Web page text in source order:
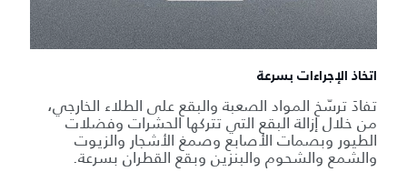
اتخاذ الإجراءات بسرعة
تفادَ ترسّخ المواد الصعبة والبقع على الطلاء الخارجي،
من خلال إزالة البقع التي تتركها الحشرات وفضلات
الطيور وبصمات الأصابع وصمغ الأشجار والزيوت
والشمع والشحوم والبنزين وبقع القطران بسرعة.